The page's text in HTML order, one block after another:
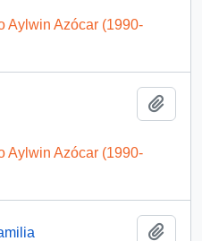
Aylwin Azócar (1990-
Aylwin Azócar (1990-